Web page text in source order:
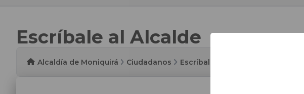
Escríbale al Alcalde
Alcaldía de Moniquirá Ciudadanos Escríbale al Alcalde